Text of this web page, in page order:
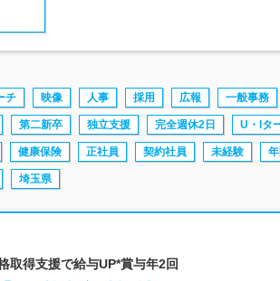
チ 映像 人事 採用 広報 一般事務
第二新卒 独立支援 完全週休2日 U・Iタ
健康保険 正社員 契約社員 未経験
埼玉県
取得支援で給与UP*賞与年2回